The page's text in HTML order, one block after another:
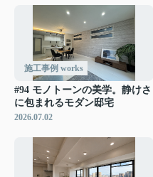
施工事例 works
#94 モノトーンの美学。静けさ
に包まれるモダン邸宅
2026.07.02